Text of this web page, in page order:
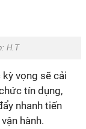
H.T
vọng sẽ cải
tín dụng,
nhanh tiến
hành.